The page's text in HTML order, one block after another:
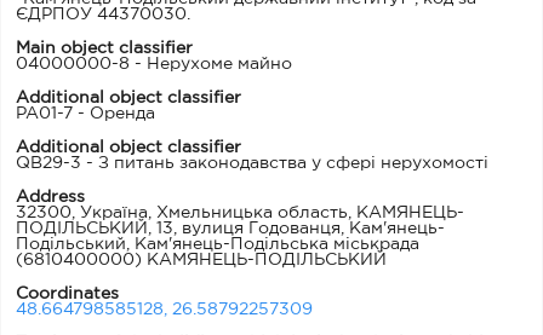
ЄДРПОУ 44370030.
Main object classifier
04000000-8 - Нерухоме майно
Additional object classifier
PA01-7 - Оренда
Additional object classifier
QB29-3 - З питань законодавства у сфері нерухомості
Address
32300, Україна, Хмельницька область, КАМЯНЕЦЬ-
ПОДІЛЬСЬКИЙ, 13, вулиця Годованця, Кам'янець-
Подільський, Кам'янець-Подільська міськрада
(6810400000) КАМЯНЕЦЬ-ПОДІЛЬСЬКИЙ
Coordinates
48.664798585128, 26.58792257309